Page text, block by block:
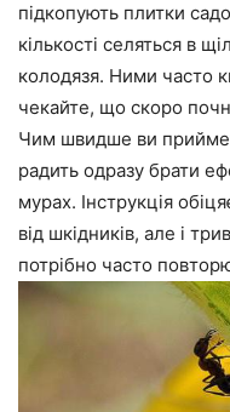
підкопують плитки
кількості селяться в
колодязя. Ними часто
чекайте, що скоро
Чим швидше ви
радить одразу брати
мурах. Інструкція
від шкідників, але і
потрібно часто